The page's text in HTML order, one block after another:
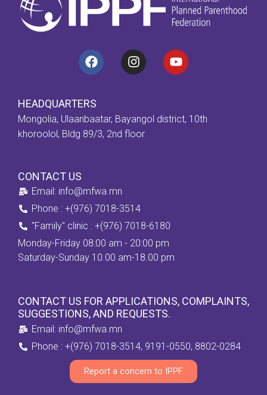
HEADQUARTERS
Mongolia, Ulaanbaatar, Bayangol district, 10th
khoroolol, Bldg 89/3, 2nd floor
CONTACT US
Email: info@mfwa.mn
Phone : +(976) 7018-3514
''Family" clinic : +(976) 7018-6180
Monday-Friday 08:00 am - 20:00 pm
Saturday-Sunday 10.00 am-18.00 pm
CONTACT US FOR APPLICATIONS, COMPLAINTS,
SUGGESTIONS, AND REQUESTS.
Email: info@mfwa.mn
Phone : +(976) 7018-3514, 9191-0550, 8802-0284
Report a concern to IPPF